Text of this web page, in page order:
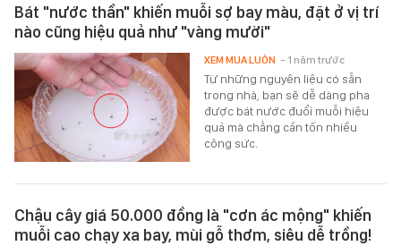
Bát "nước thần" khiến muỗi sợ bay màu, đặt ở vị trí
nào cũng hiệu quả như "vàng mười"
Từ những nguyên liệu có sẵn
trong nhà, bạn sẽ dễ dàng pha
được bát nước đuổi muỗi hiệu
quả mà chẳng cần tốn nhiều
công sức.
XEM MUA LUÔN - 1 năm trước
Chậu cây giá 50.000 đồng là "cơn ác mộng" khiến
muỗi cao chạy xa bay, mùi gỗ thơm, siêu dễ trồng!